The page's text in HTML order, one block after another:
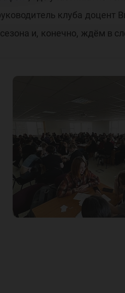
клуба
и, конечно, ждём в